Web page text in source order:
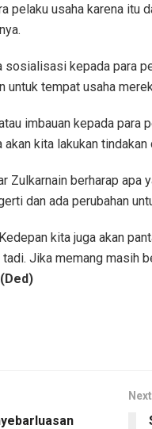
pelaku usaha karena itu
sosialisasi kepada para
untuk tempat usaha
imbauan kepada para
kita lakukan
Zulkarnain berharap
dan ada perubahan
kita juga akan
Jika memang masih
(Ded)